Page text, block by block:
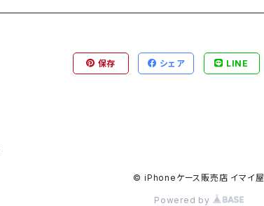
保存 シェア LINE
© iPhoneケース販売店 イマイ屋
Powered by